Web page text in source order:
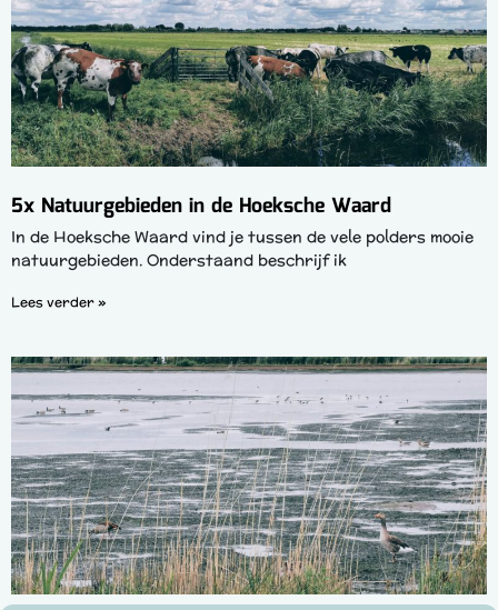
5x Natuurgebieden in de Hoeksche Waard
In de Hoeksche Waard vind je tussen de vele polders mooie
natuurgebieden. Onderstaand beschrijf ik
Lees verder »